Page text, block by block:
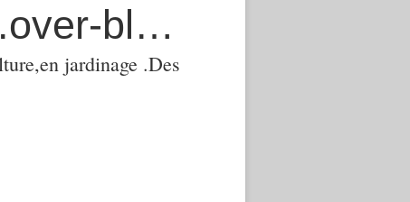
agroecologie-phytomanagement.over-blog.com
jardinage .Des